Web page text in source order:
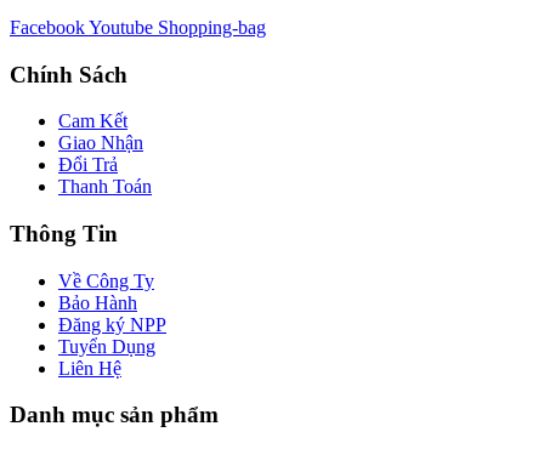
FacebookYoutube Shopping-bag
Chính Sách
Cam Kết
Giao Nhận
Đổi Trả
Thanh Toán
Thông Tin
Về Công Ty
Bảo Hành
Đăng ký NPP
Tuyển Dụng
Liên Hệ
Danh mục sản phẩm